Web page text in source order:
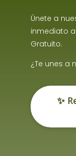
Únete a
inmediato
Gratuito.
¿Te unes a
✨